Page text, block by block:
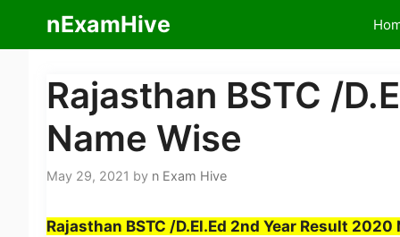
content
nExamHive
Rajasthan BSTC /
Name Wise
May 29, 2021 by n Exam Hive
Rajasthan BSTC /D.El.Ed 2nd Year Result